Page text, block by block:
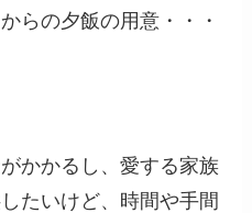
らの夕飯の用意・・・
かかるし、愛する家族
たいけど、時間や手間